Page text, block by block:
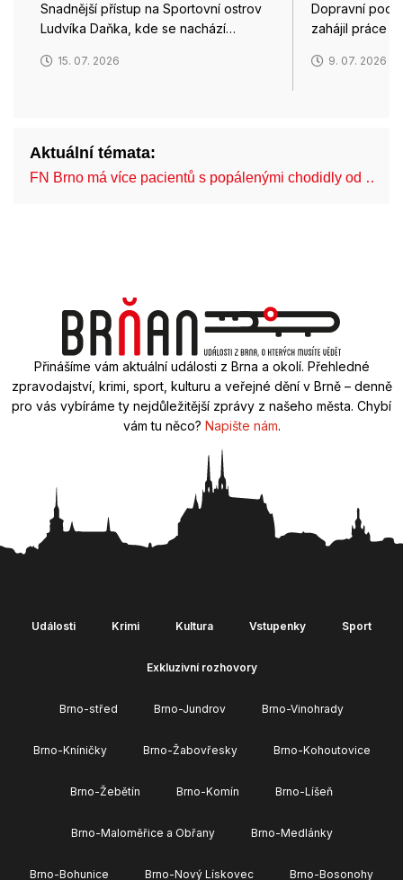
Snadnější přístup na Sportovní ostrov
Ludvíka Daňka, kde se nachází…
15. 07. 2026
Dopravní
zahájil práce
9. 07. 2026
Aktuální témata:
FN Brno má více pacientů s popálenými chodidly od …
Přinášíme vám aktuální události z Brna a okolí. Přehledné
zpravodajství, krimi, sport, kulturu a veřejné dění v Brně – denně
pro vás vybíráme ty nejdůležitější zprávy z našeho města. Chybí
vám tu něco? Napište nám.
Události Krimi Kultura Vstupenky Sport
Exkluzivní rozhovory
Brno-střed Brno-Jundrov Brno-Vinohrady
Brno-Kníničky Brno-Žabovřesky Brno-Kohoutovice
Brno-Žebětín Brno-Komín Brno-Líšeň
Brno-Maloměřice a Obřany Brno-Medlánky
Brno-Bohunice Brno-Nový Lískovec Brno-Bosonohy